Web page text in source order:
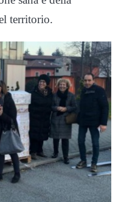
territorio.